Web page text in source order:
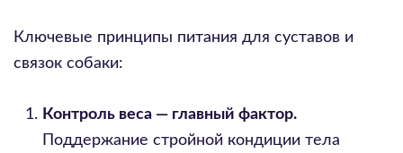
Ключевые принципы питания для суставов и
связок собаки:
Контроль веса — главный фактор.
Поддержание стройной кондиции тела